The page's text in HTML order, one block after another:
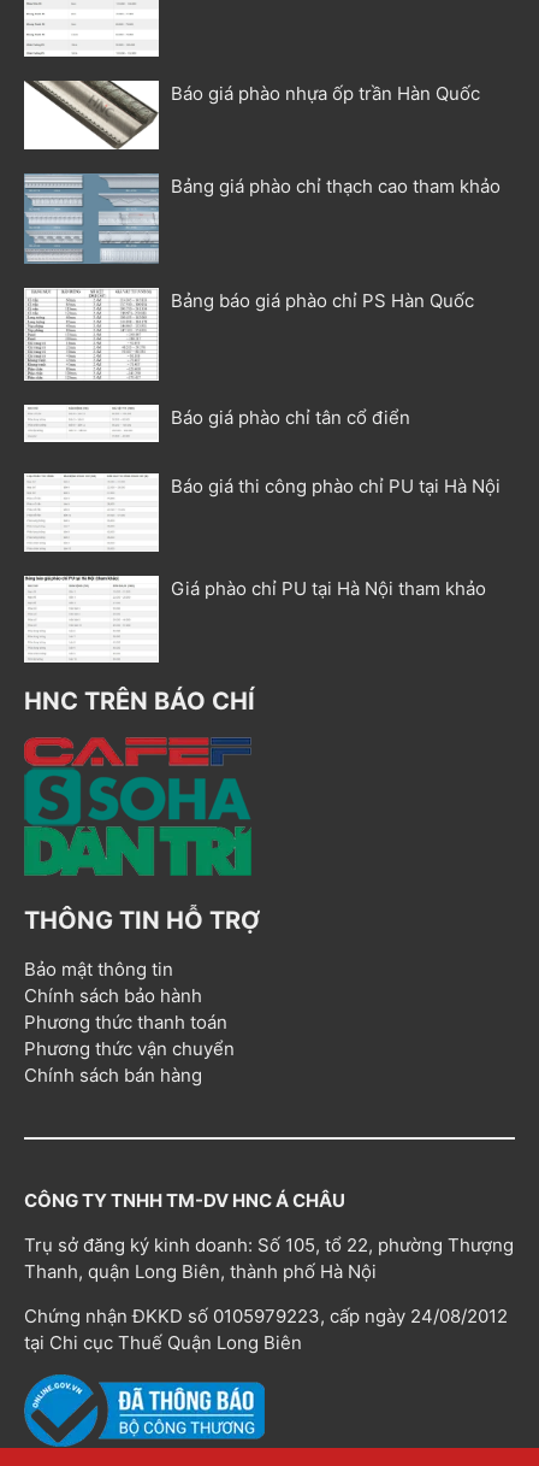
Báo giá phào nhựa ốp trần Hàn Quốc
Bảng giá phào chỉ thạch cao tham khảo
Bảng báo giá phào chỉ PS Hàn Quốc
Báo giá phào chỉ tân cổ điển
Báo giá thi công phào chỉ PU tại Hà Nội
Giá phào chỉ PU tại Hà Nội tham khảo
HNC TRÊN BÁO CHÍ
THÔNG TIN HỖ TRỢ
Bảo mật thông tin
Chính sách bảo hành
Phương thức thanh toán
Phương thức vận chuyển
Chính sách bán hàng
CÔNG TY TNHH TM-DV HNC Á CHÂU
Trụ sở đăng ký kinh doanh: Số 105, tổ 22, phường Thượng
Thanh, quận Long Biên, thành phố Hà Nội
Chứng nhận ĐKKD số 0105979223, cấp ngày 24/08/2012
tại Chi cục Thuế Quận Long Biên